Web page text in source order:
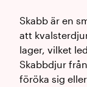
Skabb är en
att
lager, vilket
Skabbdjur
föröka sig